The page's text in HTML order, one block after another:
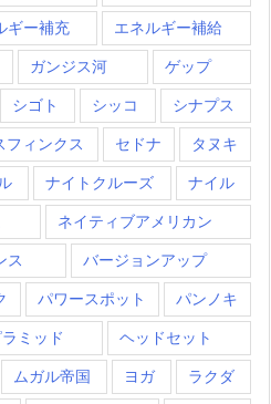
ギー補充 エネルギー補給
ガンジス河 ゲップ
シゴト シッコ シナプス
フィンクス セドナ タヌキ
ナイトクルーズ ナイル
ネイティブアメリカン
ス バージョンアップ
パワースポット パンノキ
ラミッド ヘッドセット
ムガル帝国 ヨガ ラクダ